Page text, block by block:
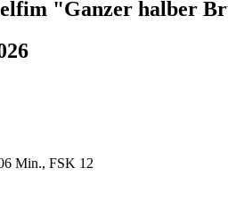
"Ganzer halber
Min., FSK 12